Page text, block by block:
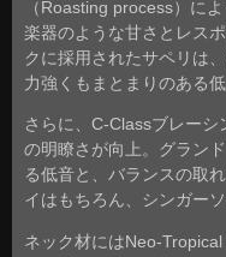
（Roasting process）に
楽器のような甘さとレス
クに採用されたサペリは
力強くもまとまりのある
さらに、C-Classブレー
の明瞭さが向上。グラン
る低音と、バランスの取
イはもちろん、シンガー
ネック材にはNeo-